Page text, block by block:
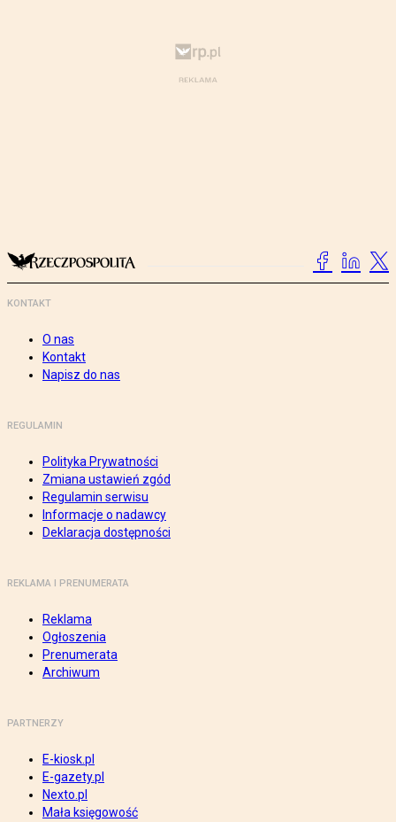
KONTAKT
O nas
Kontakt
Napisz do nas
REGULAMIN
Polityka Prywatności
Zmiana ustawień zgód
Regulamin serwisu
Informacje o nadawcy
Deklaracja dostępności
REKLAMA I PRENUMERATA
Reklama
Ogłoszenia
Prenumerata
Archiwum
PARTNERZY
E-kiosk.pl
E-gazety.pl
Nexto.pl
Mała księgowość